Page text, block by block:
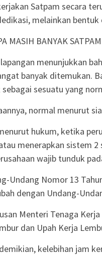
Satpam secara
melainkan bentuk
MASIH BANYAK
menunjukkan
banyak ditemukan.
sesuatu yang
normal menurut
hukum, ketika
menerapkan sistem
wajib tunduk
Undang Nomor 13
dengan Undang-
Menteri Tenaga
dan Upah Kerja
kelebihan jam